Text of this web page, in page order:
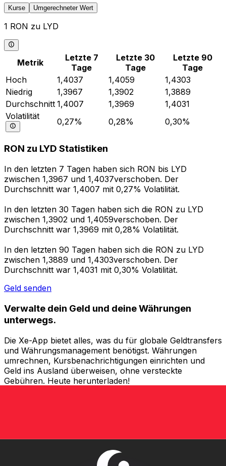
Kurse Umgerechneter Wert
1 RON zu LYD
Metrik
Letzte 7
Tage
Letzte 30
Tage
Letzte 90
Tage
Hoch
1,4037 1,4059
1,4303
Niedrig
1,3967 1,3902
1,3889
Durchschnitt 1,4007 1,3969
1,4031
Volatilität
0,27% 0,28% 0,30%
RON zu LYD Statistiken
In den letzten 7 Tagen haben sich RON bis LYD
zwischen 1,3967 und 1,4037verschoben. Der
Durchschnitt war 1,4007 mit 0,27% Volatilität.
In den letzten 30 Tagen haben sich die RON zu LYD
zwischen 1,3902 und 1,4059verschoben. Der
Durchschnitt war 1,3969 mit 0,28% Volatilität.
In den letzten 90 Tagen haben sich die RON zu LYD
zwischen 1,3889 und 1,4303verschoben. Der
Durchschnitt war 1,4031 mit 0,30% Volatilität.
Geld senden
Verwalte dein Geld und deine Währungen
unterwegs.
Die Xe-App bietet alles, was du für globale Geldtransfers
und Währungsmanagement benötigst. Währungen
umrechnen, Kursbenachrichtigungen einrichten und
Geld ins Ausland überweisen, ohne versteckte
Gebühren. Heute herunterladen!